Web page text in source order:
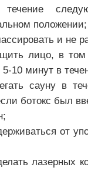
положении;
и не
лицо, в том
10 минут в
сауну в
ботокс был
от
лазерных